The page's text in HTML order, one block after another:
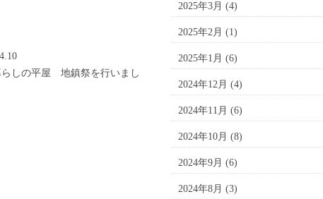
らしの平屋 地鎮祭を行いまし
2025年3月 (4)
2025年2月 (1)
2025年1月 (6)
2024年12月 (4)
2024年11月 (6)
2024年10月 (8)
2024年9月 (6)
2024年8月 (3)